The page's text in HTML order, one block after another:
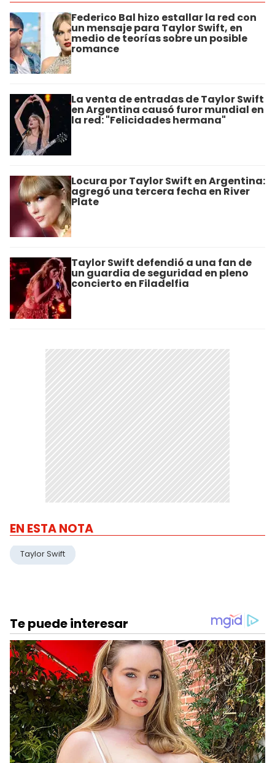
Federico Bal hizo estallar la red con
un mensaje para Taylor Swift, en
medio de teorías sobre un posible
romance
La venta de entradas de Taylor Swift
en Argentina causó furor mundial en
la red: "Felicidades hermana"
Locura por Taylor Swift en Argentina:
agregó una tercera fecha en River
Plate
Taylor Swift defendió a una fan de
un guardia de seguridad en pleno
concierto en Filadelfia
EN ESTA NOTA
Taylor Swift